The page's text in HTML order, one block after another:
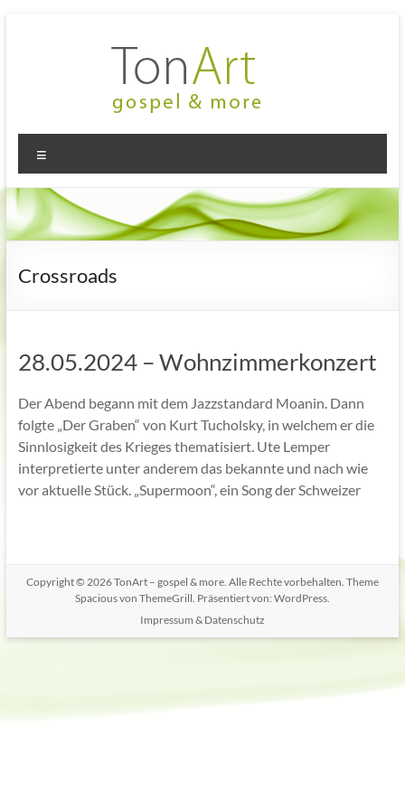
TonArt
–
gospel
&
more
Mein Chor
in
Hannover-
Linden
Crossroads
28.05.2024 – Wohnzimmerkonzert
Der Abend begann mit dem Jazzstandard Moanin. Dann
folgte „Der Graben“ von Kurt Tucholsky, in welchem er die
Sinnlosigkeit des Krieges thematisiert. Ute Lemper
interpretierte unter anderem das bekannte und nach wie
vor aktuelle Stück. „Supermoon“, ein Song der Schweizer
Copyright © 2026TonArt – gospel & more. Alle Rechte vorbehalten. Theme
Spaciousvon ThemeGrill. Präsentiert von: WordPress.
Impressum & Datenschutz